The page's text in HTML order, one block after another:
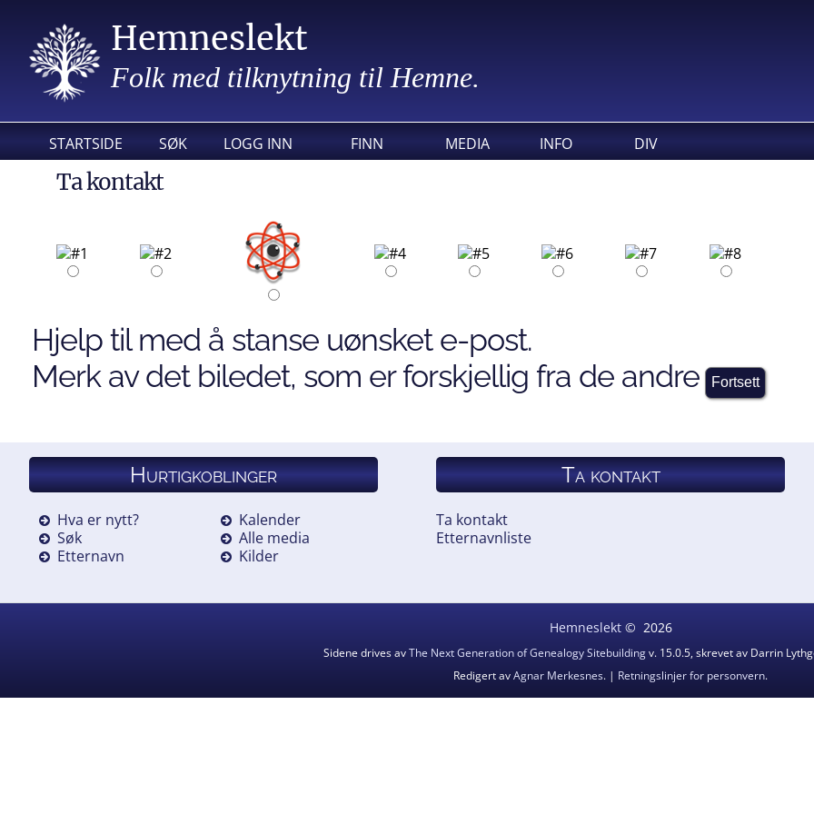
Hemneslekt
Folk med tilknytning til Hemne.
STARTSIDE SØK LOGG INN FINN MEDIA INFO DIV
Ta kontakt
Hjelp til med å stanse uønsket e-post.
Merk av det biledet, som er forskjellig fra de andre
Hurtigkoblinger
Hva er nytt?
Søk
Etternavn
Kalender
Alle media
Kilder
Ta kontakt
Ta kontakt
Etternavnliste
Hemneslekt© 2026
Sidene drives avThe Next Generation of Genealogy Sitebuildingv. 15.0.5, skrevet av Darrin
Redigert avAgnar Merkesnes. | Retningslinjer for personvern.